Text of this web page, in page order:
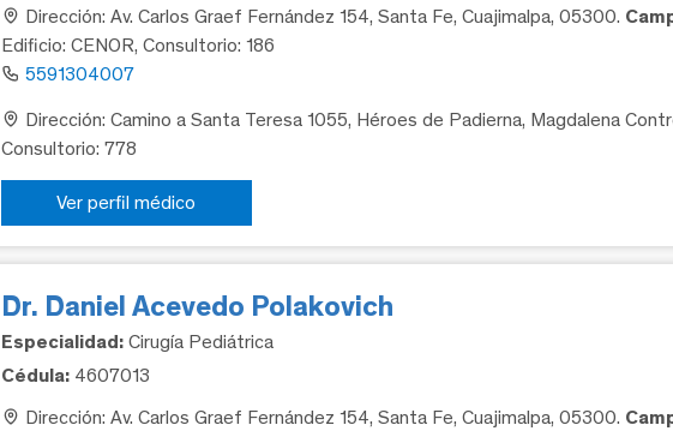
Dirección: Av. Carlos Graef Fernández 154, Santa Fe, Cuajimalpa, 05300.
Edificio: CENOR, Consultorio: 186
5591304007
Dirección: Camino a Santa Teresa 1055, Héroes de Padierna, Magdalena
Consultorio: 778
Ver perfil médico
Dr. Daniel Acevedo Polakovich
Especialidad: Cirugía Pediátrica
Cédula: 4607013
Dirección: Av. Carlos Graef Fernández 154, Santa Fe, Cuajimalpa, 05300.